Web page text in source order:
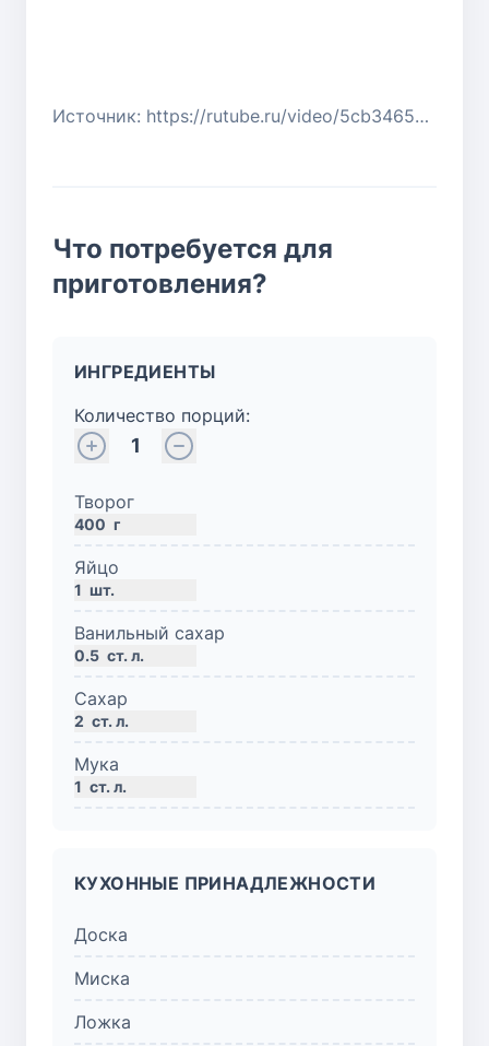
Источник: https://rutube.ru/video/5cb34658feeb4cbf461346c9fb53b32d/
Что потребуется для
приготовления?
ИНГРЕДИЕНТЫ
Количество порций:
1
Творог
400 г
Яйцо
1 шт.
Ванильный сахар
0.5 ст. л.
Сахар
2 ст. л.
Мука
1 ст. л.
КУХОННЫЕ ПРИНАДЛЕЖНОСТИ
Доска
Миска
Ложка